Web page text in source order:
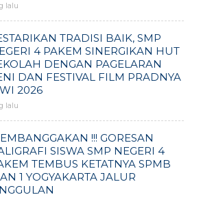
lalu
TRADISI BAIK, SMP
4 PAKEM SINERGIKAN HUT
DENGAN PAGELARAN
DAN FESTIVAL FILM PRADNYA
2026
lalu
!!! GORESAN
SISWA SMP NEGERI 4
TEMBUS KETATNYA SPMB
1 YOGYAKARTA JALUR